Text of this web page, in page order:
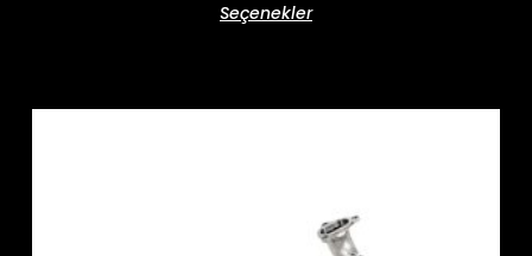
Seçenekler